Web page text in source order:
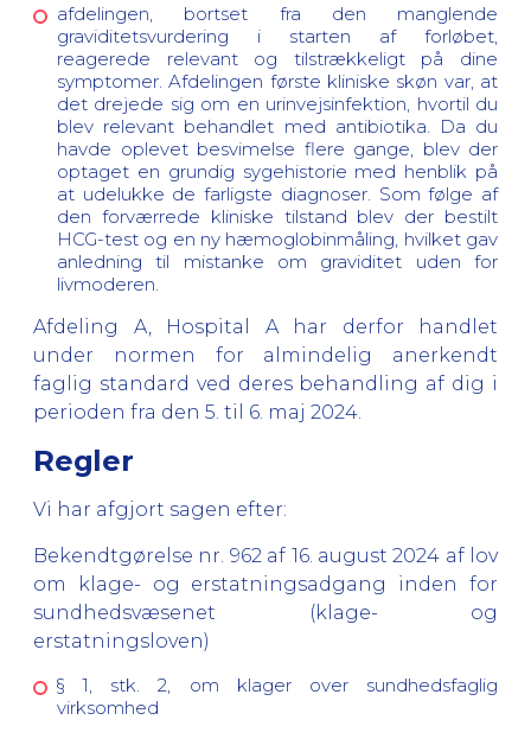
afdelingen, bortset fra den manglende
graviditetsvurdering i starten af forløbet,
reagerede relevant og tilstrækkeligt på dine
symptomer. Afdelingen første kliniske skøn var, at
det drejede sig om en urinvejsinfektion, hvortil du
blev relevant behandlet med antibiotika. Da du
havde oplevet besvimelse flere gange, blev der
optaget en grundig sygehistorie med henblik på
at udelukke de farligste diagnoser. Som følge af
den forværrede kliniske tilstand blev der bestilt
HCG-test og en ny hæmoglobinmåling, hvilket gav
anledning til mistanke om graviditet uden for
livmoderen.
Afdeling A, Hospital A har derfor handlet
under normen for almindelig anerkendt
faglig standard ved deres behandling af dig i
perioden fra den 5. til 6. maj 2024.
Regler
Vi har afgjort sagen efter:
Bekendtgørelse nr. 962 af 16. august 2024 af lov
om klage- og erstatningsadgang inden for
sundhedsvæsenet (klage- og
erstatningsloven)
§ 1, stk. 2, om klager over sundhedsfaglig
virksomhed